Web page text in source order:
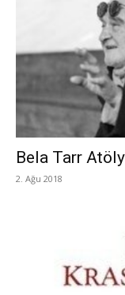
Bela Tarr
2. Ağu 2018